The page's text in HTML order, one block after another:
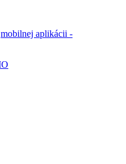
mobilnej aplikácii -